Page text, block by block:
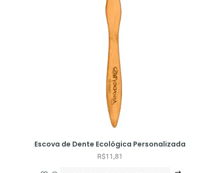
Escova de Dente Ecológica Personalizada
R$11,81